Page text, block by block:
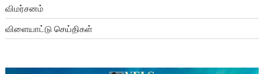
விமர்சனம்
விளையாட்டு செய்திகள்